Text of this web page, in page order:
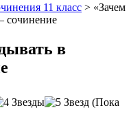
11 класс > «Зачем
сочинение
в
(Пока